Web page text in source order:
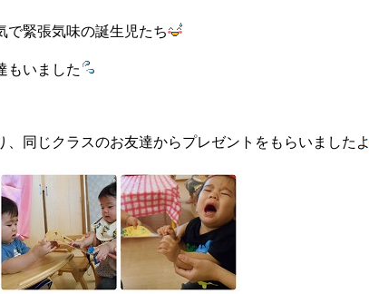
で緊張気味の誕生児たち
もいました
、同じクラスのお友達からプレゼントをもらいましたよ